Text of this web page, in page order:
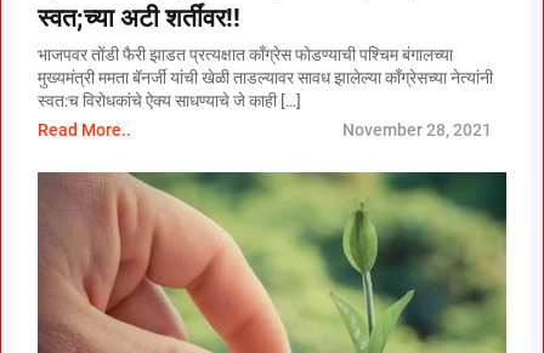
स्वत;च्या अटी शर्तींवर!!
भाजपवर तोंडी फैरी झाडत प्रत्यक्षात काँग्रेस फोडण्याची पश्चिम बंगालच्या
मुख्यमंत्री ममता बॅनर्जी यांची खेळी ताडल्यावर सावध झालेल्या काँग्रेसच्या नेत्यांनी
स्वत:च विरोधकांचे ऐक्य साधण्याचे जे काही […]
Read More..
November 28, 2021